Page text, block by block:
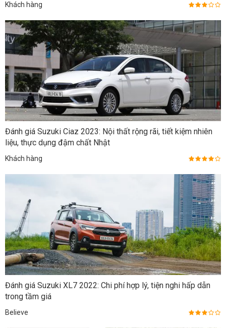
Khách hàng
Đánh giá Suzuki Ciaz 2023: Nội thất rộng rãi, tiết kiệm nhiên
liệu, thực dụng đậm chất Nhật
Khách hàng
Đánh giá Suzuki XL7 2022: Chi phí hợp lý, tiện nghi hấp dẫn
trong tầm giá
Believe